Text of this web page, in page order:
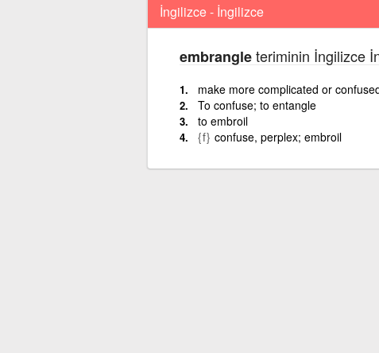
İngilizce - İngilizce
embrangleteriminin İngilizce
make more complicated or
To confuse; to entangle
to embroil
{f} confuse, perplex; embroil